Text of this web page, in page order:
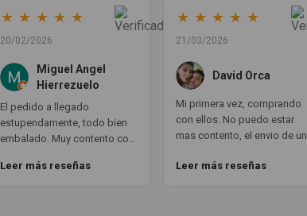
★ ★ ★ ★ ★
20/02/2026
Miguel Angel
Hierrezuelo
El pedido a llegado
estupendamente, todo bien
embalado. Muy contento con
que necesitaba. Gracias 😊
Leer más reseñas
★ ★ ★ ★ ★
21/03/2026
David Orca
Mi primera vez, comprando
con ellos. No puedo estar
mas contento, el envio de un
momento estan atentos a la
Leer más reseñas